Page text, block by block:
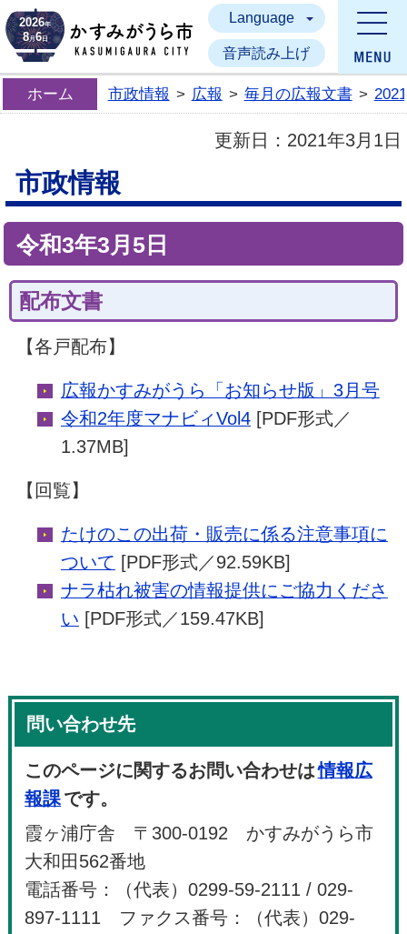
かすみがうら市
2026年
8月6日
Language
音声読み上げ
ホーム 市政情報 > 広報 > 毎月の広報文書 >
更新日： 2021年3月1日
市政情報
令和3年3月5日
配布文書
【各戸配布】
広報かすみがうら「お知らせ版」3月号
令和2年度マナビィVol4[PDF形式／
1.37MB]
【回覧】
たけのこの出荷・販売に係る注意事項に
ついて [PDF形式／92.59KB]
ナラ枯れ被害の情報提供にご協力くださ
い [PDF形式／159.47KB]
問い合わせ先
このページに関するお問い合わせは情報広
報課です。
霞ヶ浦庁舎 〒300-0192 かすみがうら市
大和田562番地
電話番号：（代表）0299-59-2111 / 029-
897-1111 ファクス番号：（代表）029-